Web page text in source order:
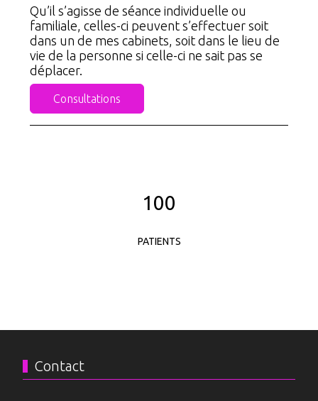
Qu’il s’agisse de séance individuelle ou
familiale, celles-ci peuvent s’effectuer soit
dans un de mes cabinets, soit dans le lieu de
vie de la personne si celle-ci ne sait pas se
déplacer.
Consultations
100
PATIENTS
Contact